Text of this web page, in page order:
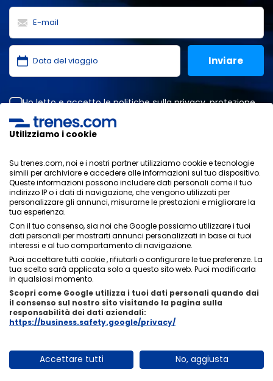
Ho letto e accetto lepolitiche sulla privacy,protezione
dei dati
Informativa sulla privacy
Condizioni generali
Politica sui cookies
Politica di sicurezza
Contatti
Chi siamo ixigo
Copyright © Trenes.com. Tutti i diritti riservati.
Utilizziamo i cookie
Su trenes.com, noi e i nostri partner utilizziamo cookie e tecnologie
simili per archiviare e accedere alle informazioni sul tuo dispositivo.
Queste informazioni possono includere dati personali come il tuo
indirizzo IP o i dati di navigazione, che vengono utilizzati per
personalizzare gli annunci, misurarne le prestazioni e migliorare la
tua esperienza.
Con il tuo consenso, sia noi che Google possiamo utilizzare i tuoi
dati personali per mostrarti annunci personalizzati in base ai tuoi
interessi e al tuo comportamento di navigazione.
Puoi accettare tutti cookie , rifiutarli o configurare le tue preferenze. La
tua scelta sarà applicata solo a questo sito web. Puoi modificarla
in qualsiasi momento.
Scopri come Google utilizza i tuoi dati personali quando dai
il consenso sul nostro sito visitando la pagina sulla
responsabilità dei dati aziendali:
https://business.safety.google/privacy/
Accettare tutti No, aggiusta